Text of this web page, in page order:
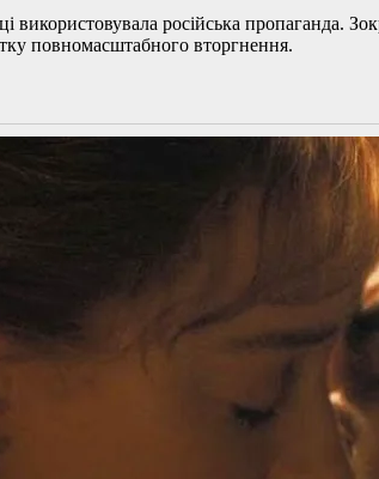
використовувала російська пропаганда.
повномасштабного вторгнення.